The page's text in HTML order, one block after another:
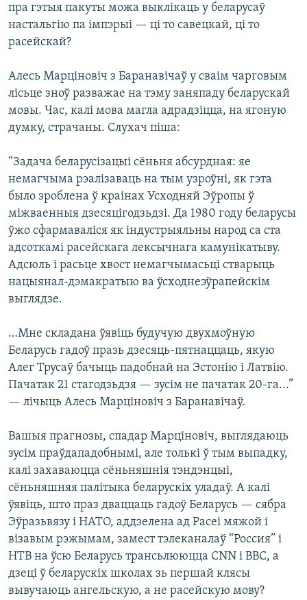
пра гэтыя пакуты можа выклікаць у беларусаў
настальгію па імпэрыі — ці то савецкай, ці то
расейскай?
Алесь Марціновіч з Баранавічаў у сваім чарговым
лісьце зноў разважае на тэму заняпаду беларускай
мовы. Час, калі мова магла адрадзіцца, на ягоную
думку, страчаны. Слухач піша:
“Задача беларусізацыі сёньня абсурдная: яе
немагчыма рэалізаваць на тым узроўні, як гэта
было зроблена ў краінах Усходняй Эўропы ў
міжваенныя дзесяцігодзьдзі. Да 1980 году беларусы
ўжо сфармаваліся як індустрыяльны народ са ста
адсоткамі расейскага лексычнага камунікатыву.
Адсюль і расьце хвост немагчымасьці стварыць
нацыянал-дэмакратыю ва ўсходнеэўрапейскім
выглядзе.
…Мне складана ўявіць будучую двухмоўную
Беларусь гадоў празь дзесяць-пятнаццаць, якую
Алег Трусаў бачыць падобнай на Эстонію і Латвію.
Пачатак 21 стагодзьдзя — зусім не пачатак 20-га...”
— лічыць Алесь Марціновіч з Баранавічаў.
Вашыя прагнозы, спадар Марціновіч, выглядаюць
зусім праўдападобнымі, але толькі ў тым выпадку,
калі захаваюцца сёньняшнія тэндэнцыі,
сёньняшняя палітыка беларускіх уладаў. А калі
ўявіць, што праз дваццаць гадоў Беларусь — сябра
Эўразьвязу і НАТО, аддзелена ад Расеі мяжой і
візавым рэжымам, замест тэлеканалаў “Россия” і
НТВ на ўсю Беларусь трансьлююцца СNN i BBC, а
дзеці ў беларускіх школах зь першай клясы
вывучаюць ангельскую, а не расейскую мову?